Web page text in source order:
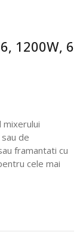
1200W, 6
de
framantati cu
cele mai